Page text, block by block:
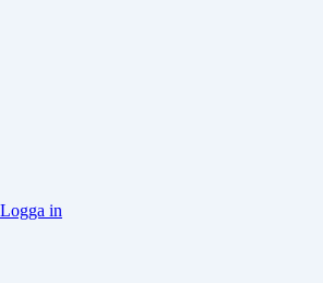
Logga in